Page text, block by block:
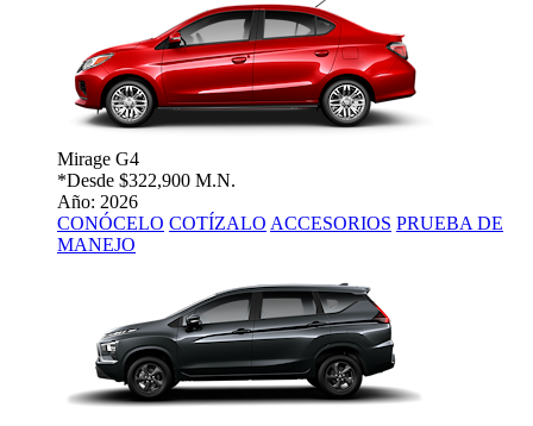
Mirage G4
*Desde $322,900 M.N.
Año: 2026
CONÓCELO COTÍZALO ACCESORIOS PRUEBA DE
MANEJO